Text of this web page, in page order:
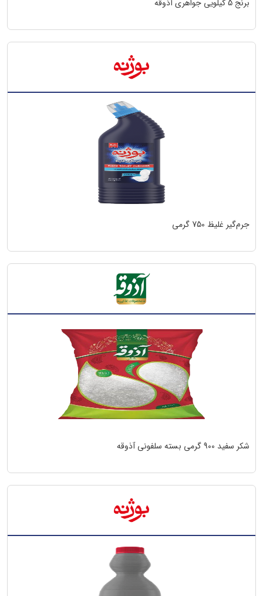
برنج 5 کیلویی جواهری آذوقه
جرم‌گیر غلیظ 750 گرمی
‫شکر سفید 900 گرمی بسته سلفونی آذوقه